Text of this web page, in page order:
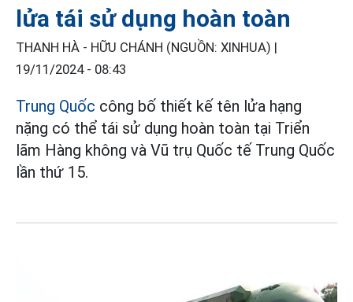
lửa tái sử dụng hoàn toàn
THANH HÀ - HỮU CHÁNH (NGUỒN: XINHUA) |
19/11/2024 - 08:43
Trung Quốc công bố thiết kế tên lửa hạng
nặng có thể tái sử dụng hoàn toàn tại Triển
lãm Hàng không và Vũ trụ Quốc tế Trung Quốc
lần thứ 15.